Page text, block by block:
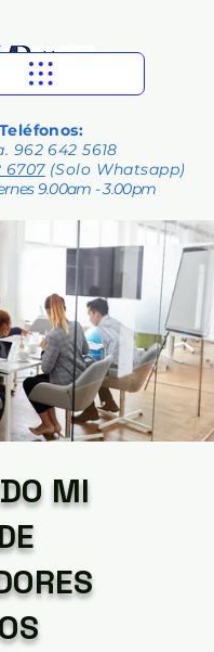
Teléfonos:
962 642 5618
6707(Solo Whatsapp)
9.00am - 3.00pm
MI